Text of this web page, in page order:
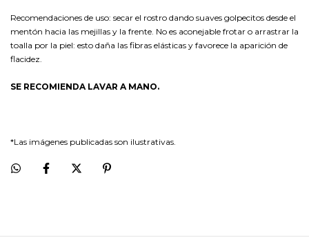
Recomendaciones de uso: secar el rostro dando suaves golpecitos desde el
mentón hacia las mejillas y la frente. No es aconejable frotar o arrastrar la
toalla por la piel: esto daña las fibras elásticas y favorece la aparición de
flacidez.
SE RECOMIENDA LAVAR A MANO.
*Las imágenes publicadas son ilustrativas.